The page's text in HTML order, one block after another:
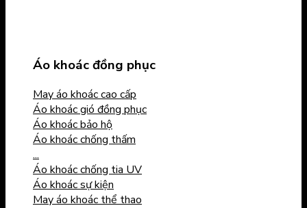
Áo khoác đồng phục
May áo khoác cao cấp
Áo khoác gió đồng phục
Áo khoác bảo hộ
Áo khoác chống thấm
...
Áo khoác chống tia UV
Áo khoác sự kiện
May áo khoác thể thao